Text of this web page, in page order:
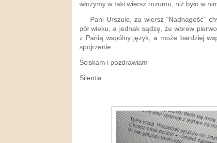
włożymy w taki wiersz rozumu, niż było w
Pani Urszulo, za wiersz "Nadnagość"
pół wieku, a jednak sądzę, że wbrew
z Panią wspólny język, a może bardziej
spojrzenie...
Ściskam i pozdrawiam
Silentia